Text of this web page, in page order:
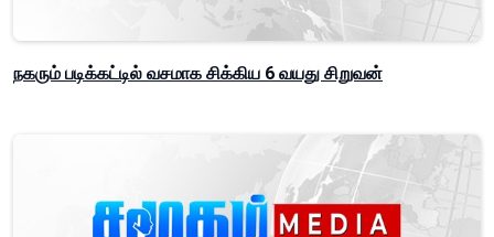
நகரும் படிக்கட்டில் வசமாக சிக்கிய 6 வயது சிறுவன்